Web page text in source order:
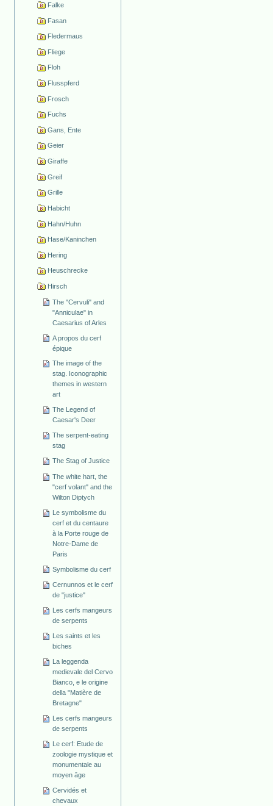
Falke
Fasan
Fledermaus
Fliege
Floh
Flusspferd
Frosch
Fuchs
Gans, Ente
Geier
Giraffe
Greif
Grille
Habicht
Hahn/Huhn
Hase/Kaninchen
Hering
Heuschrecke
Hirsch
The "Cervuli" and
"Anniculae" in
Caesarius of Arles
A propos du cerf
épique
The image of the
stag. Iconographic
themes in western
art
The Legend of
Caesar's Deer
The serpent-eating
stag
The Stag of Justice
The white hart, the
"cerf volant" and the
Wilton Diptych
Le symbolisme du
cerf et du centaure
à la Porte rouge de
Notre-Dame de
Paris
Symbolisme du cerf
Cernunnos et le cerf
de "justice"
Les cerfs mangeurs
de serpents
Les saints et les
biches
La leggenda
medievale del Cervo
Bianco, e le origine
della "Matière de
Bretagne"
Les cerfs mangeurs
de serpents
Le cerf: Etude de
zoologie mystique et
monumentale au
moyen âge
Cervidés et
chevaux